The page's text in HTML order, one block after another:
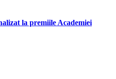
la premiile Academiei